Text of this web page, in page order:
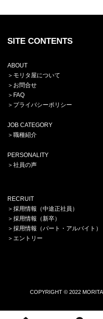
SITE CONTENTS
ABOUT
＞ モリタ屋について
＞ お問合せ
＞ FAQ
＞プライバシーポリシー
JOB CATEGORY
＞ 職種紹介
PERSONALITY
＞ 社員の声
RECRUIT
＞ 採用情報（中途正社員）
＞ 採用情報（新卒）
＞ 採用情報（パート・アルバイト）
＞ エントリー
COPYRIGHT © 2022